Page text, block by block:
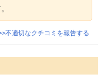
不適切なクチコミを報告する